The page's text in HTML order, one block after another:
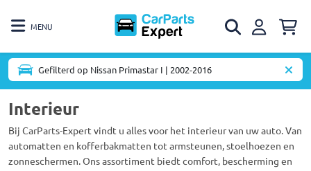
MENU
Gefilterd op Nissan Primastar I | 2002-2016
Interieur
Bij CarParts-Expert vindt u alles voor het interieur van uw auto. Van
automatten en kofferbakmatten tot armsteunen, stoelhoezen en
zonneschermen. Ons assortiment biedt comfort, bescherming en